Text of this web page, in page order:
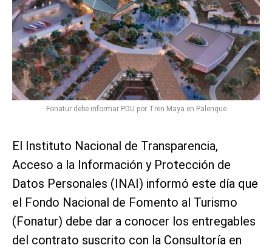
Fonatur debe informar PDU por Tren Maya en Palenque
El Instituto Nacional de Transparencia,
Acceso a la Información y Protección de
Datos Personales (INAI) informó este día que
el Fondo Nacional de Fomento al Turismo
(Fonatur) debe dar a conocer los entregables
del contrato suscrito con la Consultoría en